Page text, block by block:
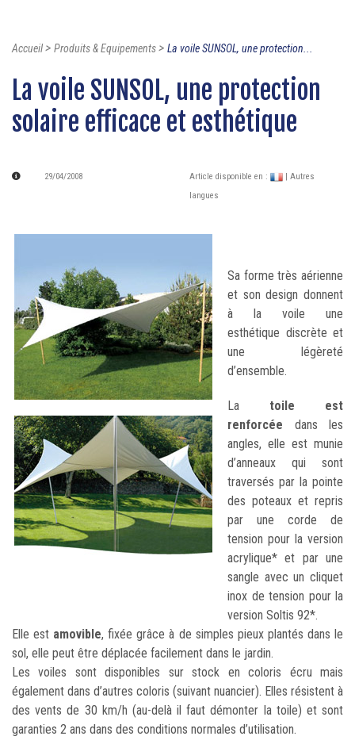
Accueil> Produits & Equipements> La voile SUNSOL, une protection...
La voile SUNSOL, une protection
solaire efficace et esthétique
29/04/2008 Article disponible en :
| Autres
langues
Sa forme très aérienne
et son design donnent
à la voile une
esthétique discrète et
une légèreté
d’ensemble.
La toile est
renforcée dans les
angles, elle est munie
d’anneaux qui sont
traversés par la pointe
des poteaux et repris
par une corde de
tension pour la version
acrylique* et par une
sangle avec un cliquet
inox de tension pour la
version Soltis 92*.
Elle est amovible, fixée grâce à de simples pieux plantés dans le
sol, elle peut être déplacée facilement dans le jardin.
Les voiles sont disponibles sur stock en coloris écru mais
également dans d’autres coloris (suivant nuancier). Elles résistent à
des vents de 30 km/h (au-delà il faut démonter la toile) et sont
garanties 2 ans dans des conditions normales d’utilisation.